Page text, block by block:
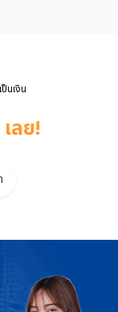
นถูกบันทึกในระบบ
นเงิน
ลย!